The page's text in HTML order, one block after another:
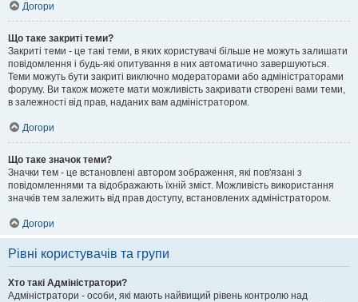
Догори
Що таке закриті теми?
Закриті теми - це такі теми, в яких користувачі більше не можуть залишати
повідомлення і будь-які опитування в них автоматично завершуються.
Теми можуть бути закриті виключно модераторами або адміністраторами
форуму. Ви також можете мати можливість закривати створені вами теми,
в залежності від прав, наданих вам адміністратором.
Догори
Що таке значок теми?
Значки тем - це встановлені автором зображення, які пов'язані з
повідомленнями та відображають їхній зміст. Можливість використання
значків тем залежить від прав доступу, встановлених адміністратором.
Догори
Рівні користувачів та групи
Хто такі Адміністратори?
Адміністратори - особи, які мають найвищий рівень контролю над